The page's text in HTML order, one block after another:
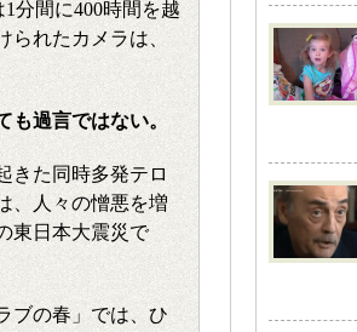
分間に400時間を越
れたカメラは、
も過言ではない。
きた同時多発テロ
、人々の憎悪を増
東日本大震災で
ブの春」では、ひ